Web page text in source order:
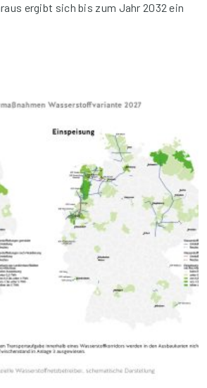
ergibt sich bis zum Jahr 2032 ein